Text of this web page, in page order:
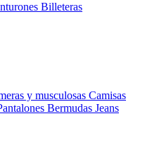
Billeteras
y musculosas Camisas
Bermudas Jeans